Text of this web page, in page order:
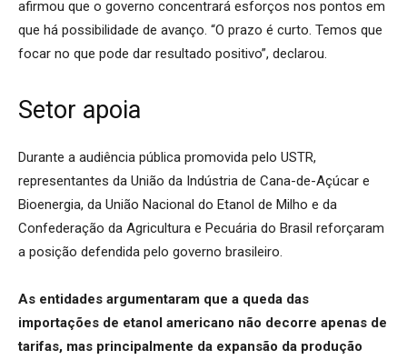
afirmou que o governo concentrará esforços nos pontos em
que há possibilidade de avanço. “O prazo é curto. Temos que
focar no que pode dar resultado positivo”, declarou.
Setor apoia
Durante a audiência pública promovida pelo USTR,
representantes da União da Indústria de Cana-de-Açúcar e
Bioenergia, da União Nacional do Etanol de Milho e da
Confederação da Agricultura e Pecuária do Brasil reforçaram
a posição defendida pelo governo brasileiro.
As entidades argumentaram que a queda das
importações de etanol americano não decorre apenas de
tarifas, mas principalmente da expansão da produção